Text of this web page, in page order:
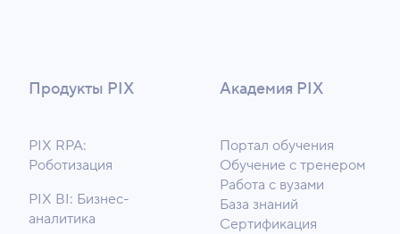
Продукты PIX
PIX RPA:
Роботизация
PIX BI: Бизнес-
аналитика
Академия PIX
Портал обучения
Обучение с тренером
Работа с вузами
База знаний
Сертификация